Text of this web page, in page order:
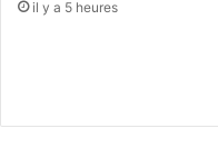
il y a 5 heures